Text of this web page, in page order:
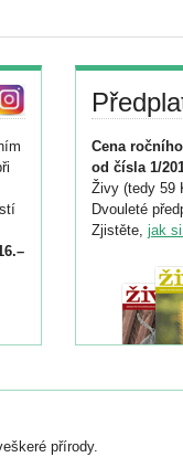
Cena
od čísla 1/
Živy (tedy 59
Dvouleté
Zjistěte, jak
přírody.